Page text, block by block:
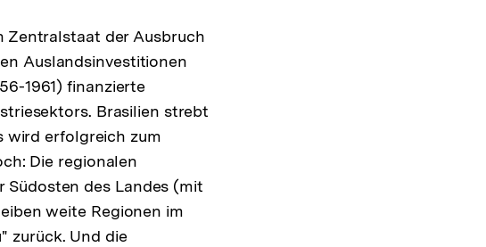
der Ausbruch
Auslandsinvestitionen
1961) finanzierte
Brasilien strebt
wird erfolgreich zum
Die regionalen
Südosten des Landes (mit
weite Regionen im
zurück. Und die